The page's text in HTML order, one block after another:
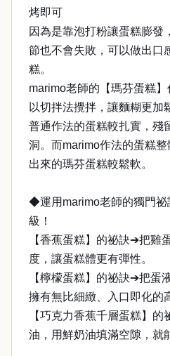
烤即可
因為是靠泡打粉讓蛋糕膨發
節也不會失敗，可以做出口
糕。
marimo老師的【瑪芬蛋糕
以切拌法攪拌，讓麵糊更加
普通作法的蛋糕較扎實，殘
洞。而marimo作法的蛋糕
出來的瑪芬蛋糕較鬆軟。
◆運用marimo老師的獨門祕
級！
【香蕉蛋糕】的祕訣➔把雞
度，讓蛋糕體更有彈性。
【檸檬蛋糕】的祕訣➔把蛋
擁有無比細緻、入口即化的
【巧克力香蕉千層蛋糕】
油，用鮮奶油填滿空隙，就